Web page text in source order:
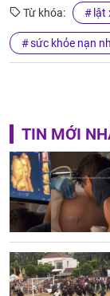
Từ khóa: lật
sức khỏe nạn
TIN MỚI